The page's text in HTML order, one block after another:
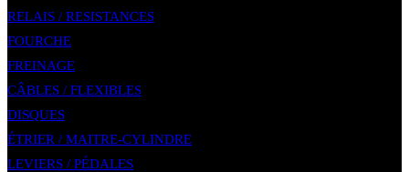
RELAIS / RESISTANCES
FOURCHE
FREINAGE
CÂBLES / FLEXIBLES
DISQUES
ÉTRIER / MAITRE-CYLINDRE
LEVIERS / PÉDALES